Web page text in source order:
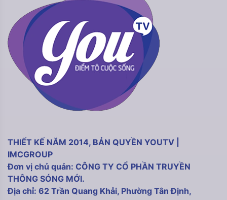
THIẾT KẾ NĂM 2014, BẢN QUYỀN YOUTV |
IMCGROUP
Đơn vị chủ quản: CÔNG TY CỔ PHẦN TRUYỀN
THÔNG SÓNG MỚI.
Địa chỉ: 62 Trần Quang Khải, Phường Tân Định,